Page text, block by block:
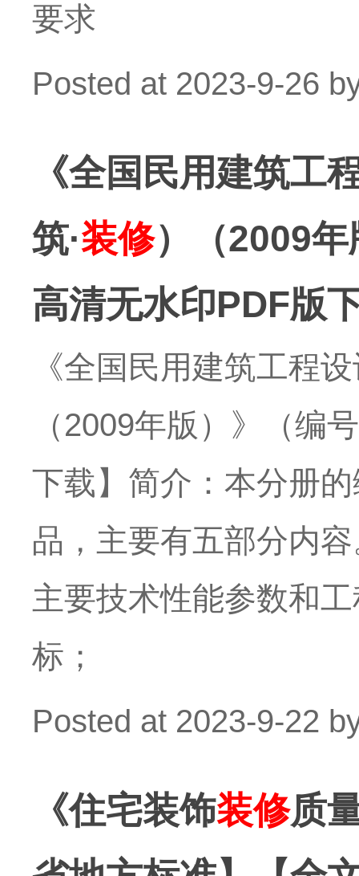
要求
Posted at 2023-9-26
《全国民用建筑工
筑·装修）（2009
高清无水印PDF版
《全国民用建筑工程
（2009年版）》（编
下载】简介：本分册
品，主要有五部分内
主要技术性能参数和
标；
Posted at 2023-9-22
《住宅装饰装修质